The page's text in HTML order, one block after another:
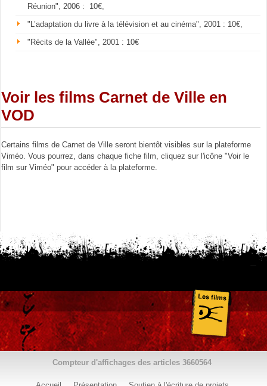
Réunion", 2006 : 10€,
"L’adaptation du livre à la télévision et au cinéma", 2001 : 10€,
"Récits de la Vallée", 2001 : 10€
Voir les films Carnet de Ville en
VOD
Certains films de Carnet de Ville seront bientôt visibles sur la plateforme
Viméo. Vous pourrez, dans chaque fiche film, cliquez sur l'icône "Voir le
film sur Viméo" pour accéder à la plateforme.
Compteur d'affichages des articles 3660564